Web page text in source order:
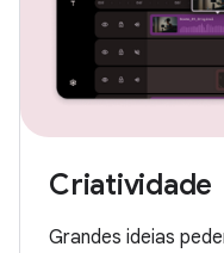
Criatividade
Grandes ideias